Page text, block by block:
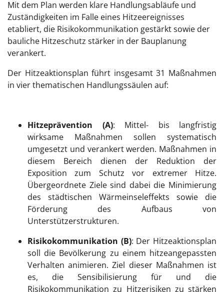
Mit dem Plan werden klare Handlungsabläufe und
Zuständigkeiten im Falle eines Hitzeereignisses
etabliert, die Risikokommunikation gestärkt sowie der
bauliche Hitzeschutz stärker in der Bauplanung
verankert.
Der Hitzeaktionsplan führt insgesamt 31 Maßnahmen
in vier thematischen Handlungssäulen auf:
Hitzeprävention (A): Mittel- bis langfristig
wirksame Maßnahmen sollen systematisch
umgesetzt und verankert werden. Maßnahmen in
diesem Bereich dienen der Reduktion der
Exposition zum Schutz vor extremer Hitze.
Übergeordnete Ziele sind dabei die Minimierung
des städtischen Wärmeinseleffekts sowie die
Förderung des Aufbaus von
Unterstützerstrukturen.
Risikokommunikation (B): Der Hitzeaktionsplan
soll die Bevölkerung zu einem hitzeangepassten
Verhalten animieren. Ziel dieser Maßnahmen ist
es, die Sensibilisierung für und die
Risikokommunikation zu Hitzerisiken zu stärken